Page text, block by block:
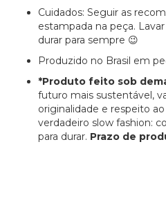
Cuidados: Seguir as
estampada na peça.
durar para sempre 😉
Produzido no Brasil em
*Produto feito sob
futuro mais sustentável,
originalidade e respeito
verdadeiro slow fashion:
para durar. Prazo de